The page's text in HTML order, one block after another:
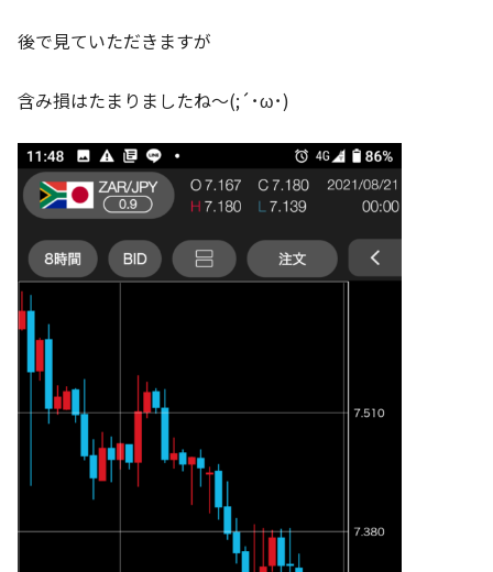
後で見ていただきますが
含み損はたまりましたね～(;´･ω･)